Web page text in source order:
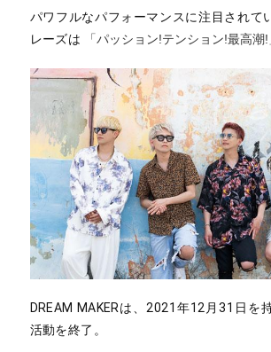
パワフルなパフォーマンスに注目されて
レーズは
「パッション!テンション!最高潮!
DREAM MAKERは、2021年12月31日を
活動を終了。